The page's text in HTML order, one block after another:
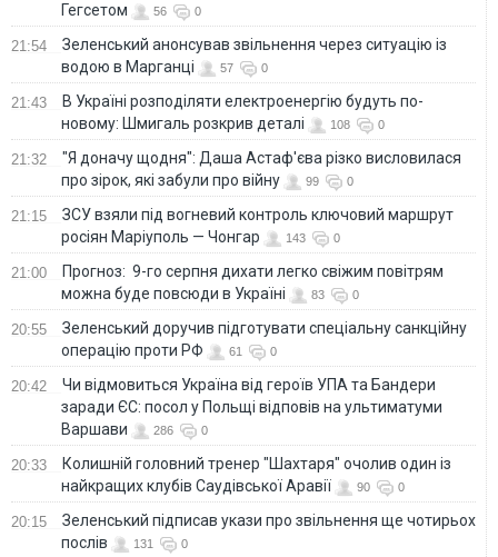
Гегсетом
56 0
21:54
Зеленський анонсував звільнення через ситуацію із
водою в Марганці
57 0
21:43
В Україні розподіляти електроенергію будуть по-
новому: Шмигаль розкрив деталі
108 0
21:32
"Я доначу щодня": Даша Астаф'єва різко висловилася
про зірок, які забули про війну
99 0
21:15
ЗСУ взяли під вогневий контроль ключовий маршрут
росіян Маріуполь — Чонгар
143 0
21:00
Прогноз: 9-го серпня дихати легко свіжим повітрям
можна буде повсюди в Україні
83 0
20:55
Зеленський доручив підготувати спеціальну санкційну
операцію проти РФ
61 0
20:42
Чи відмовиться Україна від героїв УПА та Бандери
заради ЄС: посол у Польщі відповів на ультиматуми
Варшави
286 0
20:33
Колишній головний тренер "Шахтаря" очолив один із
найкращих клубів Саудівської Аравії
90 0
20:15
Зеленський підписав укази про звільнення ще чотирьох
послів
131 0